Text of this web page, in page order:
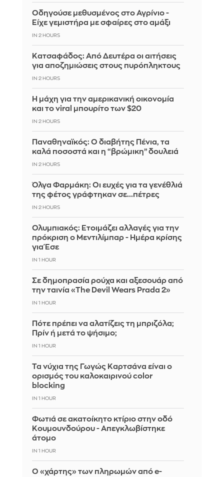
Οδηγούσε μεθυσμένος στο Αγρίνιο -
Είχε γεμιστήρα με σφαίρες στο αμάξι
IN 2 HOURS
Κατσαφάδος: Από Δευτέρα οι αιτήσεις
για αποζημιώσεις στους πυρόπληκτους
IN 2 HOURS
Η μάχη για την αμερικανική οικονομία
και το viral μπουρίτο των $20
IN 2 HOURS
Παναθηναϊκός: Ο διαβήτης Πένια, τα
καλά ποσοστά και η “βρώμικη” δουλειά
IN 2 HOURS
Όλγα Φαρμάκη: Οι ευχές για τα γενέθλιά
της φέτος γράφτηκαν σε...πέτρες
IN 2 HOURS
Ολυμπιακός: Ετοιμάζει αλλαγές για την
πρόκριση ο Μεντιλίμπαρ - Ημέρα κρίσης
για Έσε
IN 1 HOUR
Σε δημοπρασία ρούχα και αξεσουάρ από
την ταινία «The Devil Wears Prada 2»
IN 1 HOUR
Πότε πρέπει να αλατίζεις τη μπριζόλα;
Πρίν ή μετά το ψήσιμο;
IN 1 HOUR
Τα νύχια της Γωγώς Καρτσάνα είναι ο
ορισμός του καλοκαιρινού color
blocking
IN 1 HOUR
Φωτιά σε ακατοίκητο κτίριο στην οδό
Κουμουνδούρου - Απεγκλωβίστηκε
άτομο
IN 1 HOUR
Ο «χάρτης» των πληρωμών από e-